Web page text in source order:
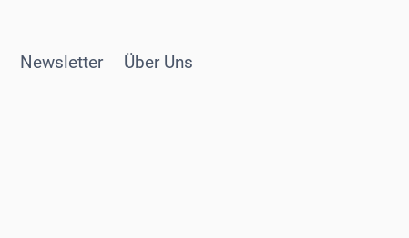
Newsletter Über Uns